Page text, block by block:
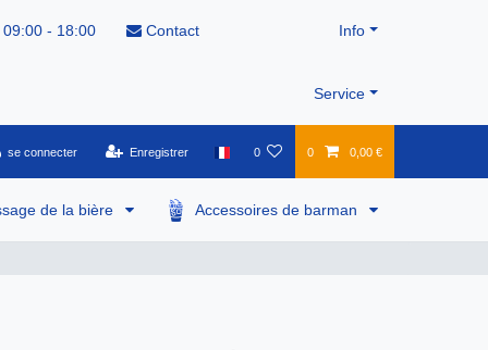
- 18:00 Contact Info
Service
se connecter Enregistrer 0 0 0,00 €
de la bière Accessoires de barman